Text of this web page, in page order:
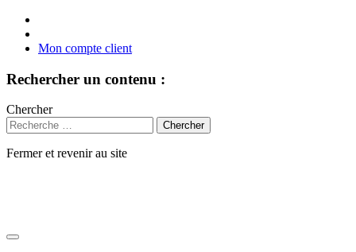
Mon compte client
Rechercher un contenu :
Chercher
Fermer et revenir au site